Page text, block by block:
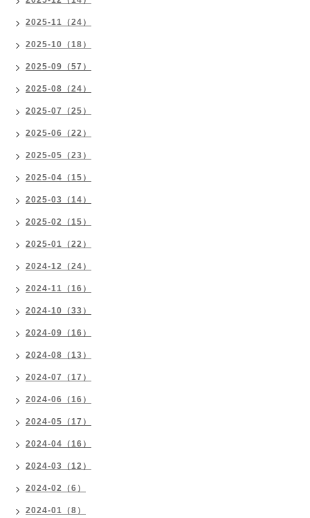
2025-11（24）
2025-10（18）
2025-09（57）
2025-08（24）
2025-07（25）
2025-06（22）
2025-05（23）
2025-04（15）
2025-03（14）
2025-02（15）
2025-01（22）
2024-12（24）
2024-11（16）
2024-10（33）
2024-09（16）
2024-08（13）
2024-07（17）
2024-06（16）
2024-05（17）
2024-04（16）
2024-03（12）
2024-02（6）
2024-01（8）